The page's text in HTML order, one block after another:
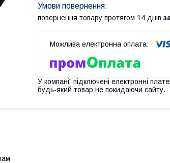
повернення товару протягом 14 днів
У компанії підключені електронні
будь-який товар не покидаючи сайту.